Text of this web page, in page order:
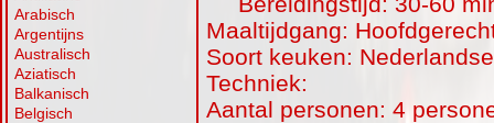
Arabisch
Argentijns
Australisch
Aziatisch
Balkanisch
Belgisch
Maaltijdgang:
Soort keuken:
Techniek:
Aantal personen: 4